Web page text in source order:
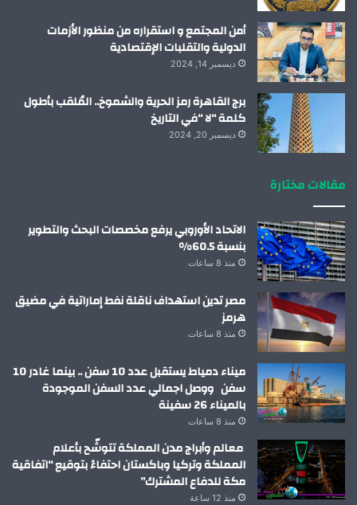
أمن المجتمع و استقراره من منظور الأزمات
الدولية والتقلبات الإقتصادية
ديسمبر 14, 2024
برج القاهرة رمز الحرية والشموخ.. المُلقب بأطول
كلمة “لا “في التاريخ
ديسمبر 20, 2024
مقالات مختارة
الاتحاد الأوروبي يرفع مخصصات البحث والتطوير
بنسبة 60.5%
منذ 8 ساعات
مصر تدين استهداف ناقلة نفط إماراتية في مضيق
هرمز
منذ 8 ساعات
ميناء دمياط يستقبل عدد 10 سفن .. بينما غادر 10
سفن ووصل اجمالي عدد السفن الموجودة
بالميناء 26 سفينة
منذ 8 ساعات
معالم وأبراج مدن المملكة تتوشّح بأعلام
المملكة وتركيا وباكستان احتفاءً بتوقيع “اتفاقية
مكة للدفاع المشترك”
منذ 12 ساعة